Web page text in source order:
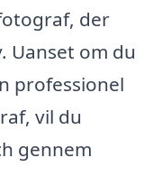
der
Uanset om du
professionel
vil du
gennem